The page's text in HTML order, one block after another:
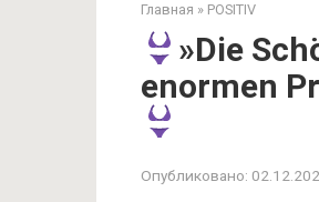
Главная » POSITIV
»Die
enormen
Опубликовано: